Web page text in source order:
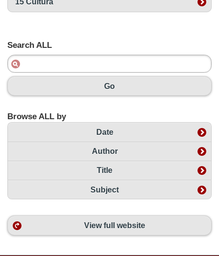
15 Cultura
Search ALL
Go
Browse ALL by
Date
Author
Title
Subject
View full website